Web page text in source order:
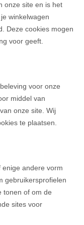
onze site en is het
winkelwagen
Deze cookies mogen
voor geeft.
voor onze
middel van
onze site. Wij
te plaatsen.
enige andere vorm
gebruikersprofielen
tonen of om de
sites voor